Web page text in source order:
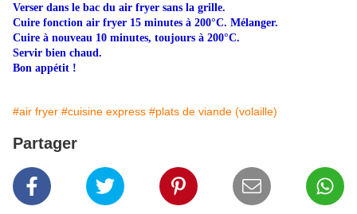
Verser dans le bac du air fryer sans la grille.
Cuire fonction air fryer 15 minutes à 200°C. Mélanger.
Cuire à nouveau 10 minutes, toujours à 200°C.
Servir bien chaud.
Bon appétit !
#air fryer #cuisine express #plats de viande (volaille)
Partager